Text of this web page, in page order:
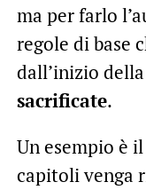
ma per farlo
regole di base
dall’inizio
sacrificate.
Un esempio è
capitoli venga